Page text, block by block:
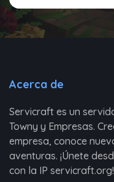
Acerca de
Servicraft es un
Towny y Empresas.
empresa, conoce
aventuras. ¡Únete
con la IP servicraft.org!